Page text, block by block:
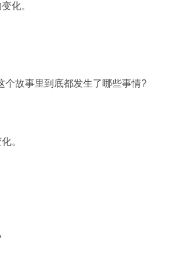
化。
故事里到底都发生了哪些事情?
。